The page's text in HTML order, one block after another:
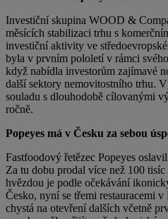
Investiční skupina WOOD &
měsících stabilizaci trhu s
investiční aktivity ve
byla v prvním pololetí v rámci
když nabídla investorům zajímavé
další sektory nemovitostního trhu.
souladu s dlouhodobě cílovanými
ročně.
Popeyes má v Česku za sebou
Fastfoodový řetězec Popeyes
Za tu dobu prodal více než 100
hvězdou je podle očekávání
Česko, nyní se třemi restauracemi v
chystá na otevření dalších včetně